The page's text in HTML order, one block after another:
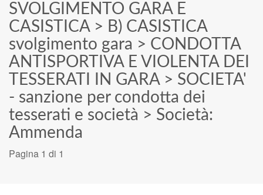
SVOLGIMENTO GARA E
CASISTICA> B) CASISTICA
svolgimento gara > CONDOTTA
ANTISPORTIVA E VIOLENTA DEI
TESSERATI IN GARA> SOCIETA'
- sanzione per condotta dei
tesserati e società > Società:
Ammenda
Pagina 1 di 1